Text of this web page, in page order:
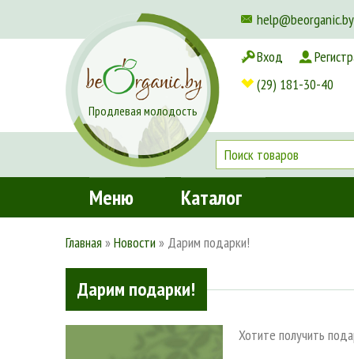
help@beorganic.by
Доставка и оплата
Продлевая молодость
Вход
(29) 181-30-40
Меню Каталог
Главная »Новости » Дарим подарки!
Дарим подарки!
Хотите получить